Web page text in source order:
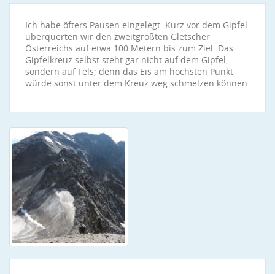
Ich habe öfters Pausen eingelegt. Kurz vor dem Gipfel
überquerten wir den zweitgrößten Gletscher
Österreichs auf etwa 100 Metern bis zum Ziel. Das
Gipfelkreuz selbst steht gar nicht auf dem Gipfel,
sondern auf Fels; denn das Eis am höchsten Punkt
würde sonst unter dem Kreuz weg schmelzen können.